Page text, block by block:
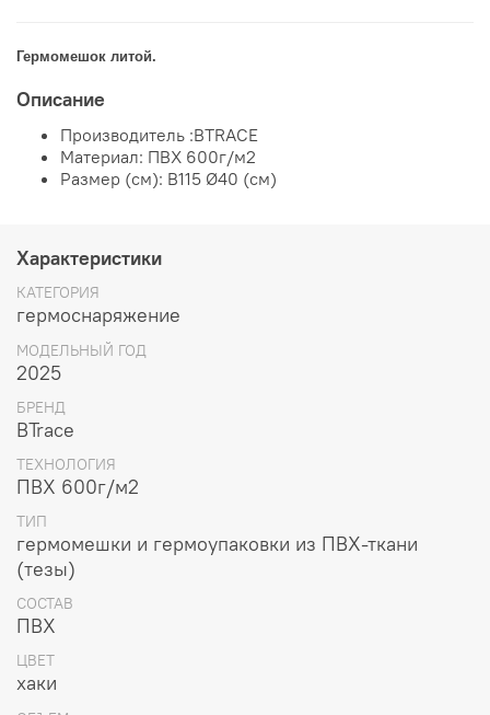
Гермомешок литой.
Описание
Производитель :BTRACE
Материал: ПВХ 600г/м2
Размер (см): В115 Ø40 (см)
Характеристики
КАТЕГОРИЯ
гермоснаряжение
МОДЕЛЬНЫЙ ГОД
2025
БРЕНД
BTrace
ТЕХНОЛОГИЯ
ПВХ 600г/м2
ТИП
гермомешки и гермоупаковки из ПВХ-ткани
(тезы)
СОСТАВ
ПВХ
ЦВЕТ
хаки